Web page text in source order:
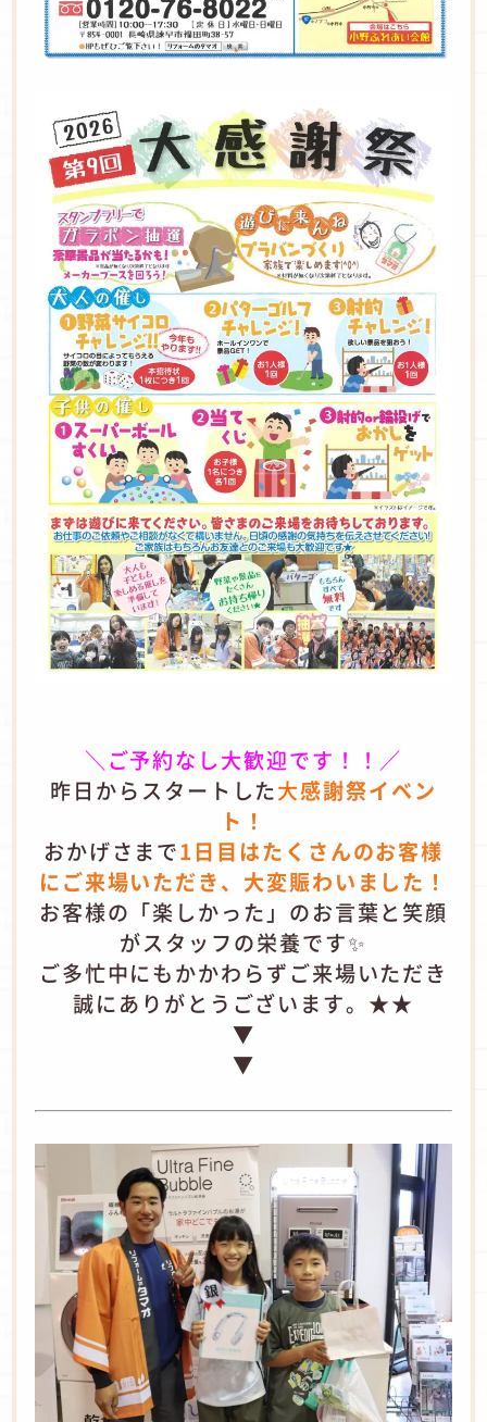
＼ご予約なし大歓迎です！！／
昨日からスタートした大感謝祭イベン
ト！
おかげさまで1日目はたくさんのお客様
にご来場いただき、大変賑わいました！
お客様の「楽しかった」のお言葉と笑顔
がスタッフの栄養です✨
ご多忙中にもかかわらずご来場いただき
誠にありがとうございます。★★
▼
▼